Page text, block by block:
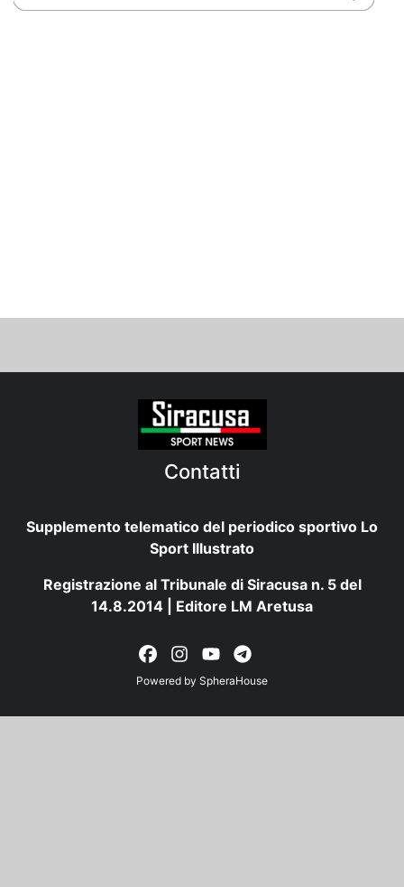
Contatti
Supplemento telematico del periodico sportivo Lo
Sport Illustrato
Registrazione al Tribunale di Siracusa n. 5 del
14.8.2014 | Editore LM Aretusa
Powered by SpheraHouse